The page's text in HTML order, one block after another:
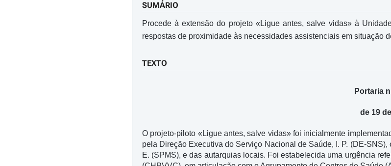
SUMÁRIO
Procede à extensão do projeto «Ligue antes, salve vidas» à
respostas de proximidade às necessidades assistenciais em situação
TEXTO
Portaria
de 19
O projeto-piloto «Ligue antes, salve vidas» foi inicialmente
pela Direção Executiva do Serviço Nacional de Saúde, I. P. (DE-
E. (SPMS), e das autarquias locais. Foi estabelecida uma urgência